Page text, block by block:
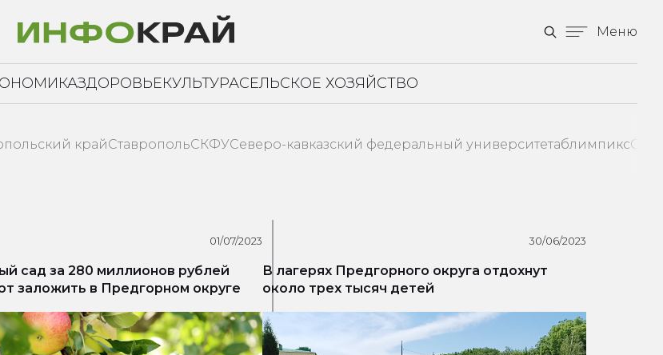
Меню
ЗДОРОВЬЕКУЛЬТУРАСЕЛЬСКОЕ ХОЗЯЙСТВО
крайСтавропольСКФУСеверо-кавказский федеральный университетаблимпикс
01/07/2023
сад за 280 миллионов рублей
заложить в Предгорном округе
30/06/2023
В лагерях Предгорного округа отдохнут
около трех тысяч детей